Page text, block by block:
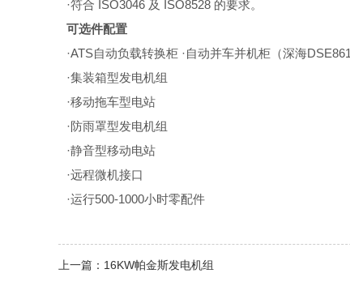
·符合 ISO3046 及 ISO8528 的要求。
可选件配置
·ATS自动负载转换柜 ·自动并车并机柜（深海
·集装箱型发电机组
·移动拖车型电站
·防雨罩型发电机组
·静音型移动电站
·远程微机接口
·运行500-1000小时零配件
上一篇： 16KW帕金斯发电机组